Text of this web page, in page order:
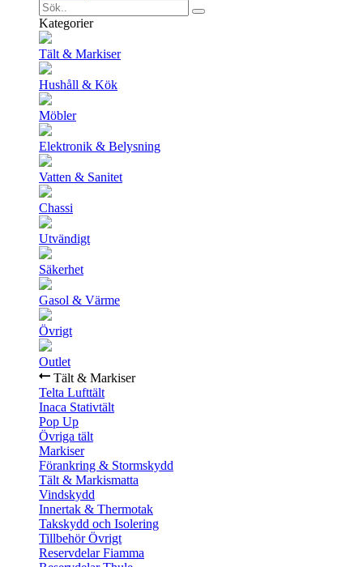
Kategorier
Tält & Markiser
Hushåll & Kök
Möbler
Elektronik & Belysning
Vatten & Sanitet
Chassi
Utvändigt
Säkerhet
Gasol & Värme
Övrigt
Outlet
Tält & Markiser
Telta Lufttält
Inaca Stativtält
Pop Up
Övriga tält
Markiser
Förankring & Stormskydd
Tält & Markismatta
Vindskydd
Innertak & Thermotak
Takskydd och Isolering
Tillbehör Övrigt
Reservdelar Fiamma